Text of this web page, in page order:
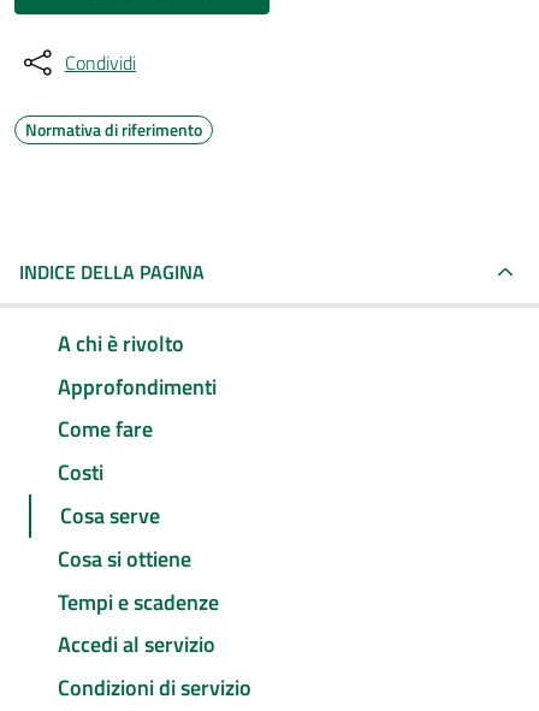
Condividi
Normativa di riferimento
INDICE DELLA PAGINA
A chi è rivolto
Approfondimenti
Come fare
Costi
Cosa serve
Cosa si ottiene
Tempi e scadenze
Accedi al servizio
Condizioni di servizio